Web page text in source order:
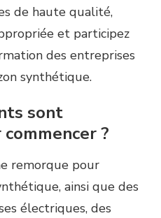
de haute qualité,
et participez
des entreprises
synthétique.
sont
?
remorque pour
ainsi que des
électriques, des